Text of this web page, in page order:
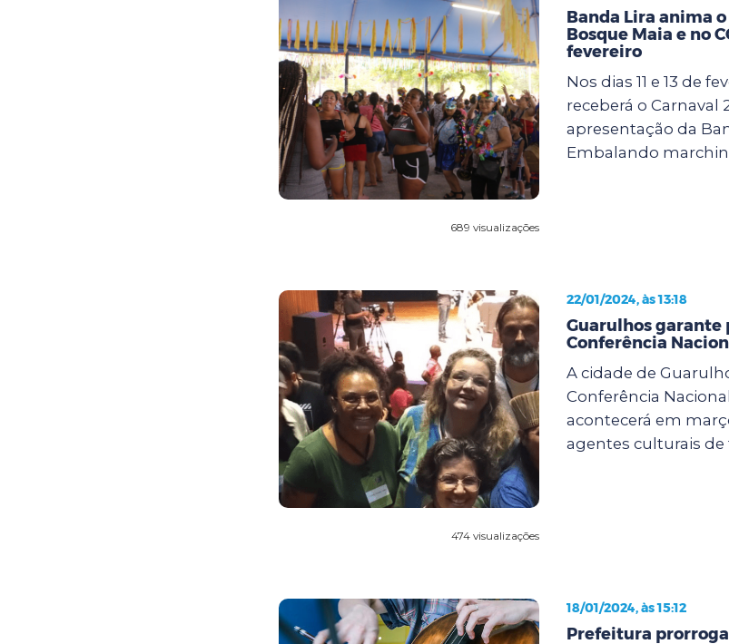
689 visualizações
Banda Lira anima
Bosque Maia e no
fevereiro
Nos dias 11 e 13 de
receberá o Carnaval
apresentação da
Embalando
474 visualizações
22/01/2024, às 13:18
Guarulhos garante
Conferência
A cidade de
Conferência
acontecerá em
agentes culturais de
18/01/2024, às 15:12
Prefeitura